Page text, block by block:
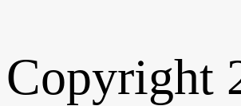
Copyright